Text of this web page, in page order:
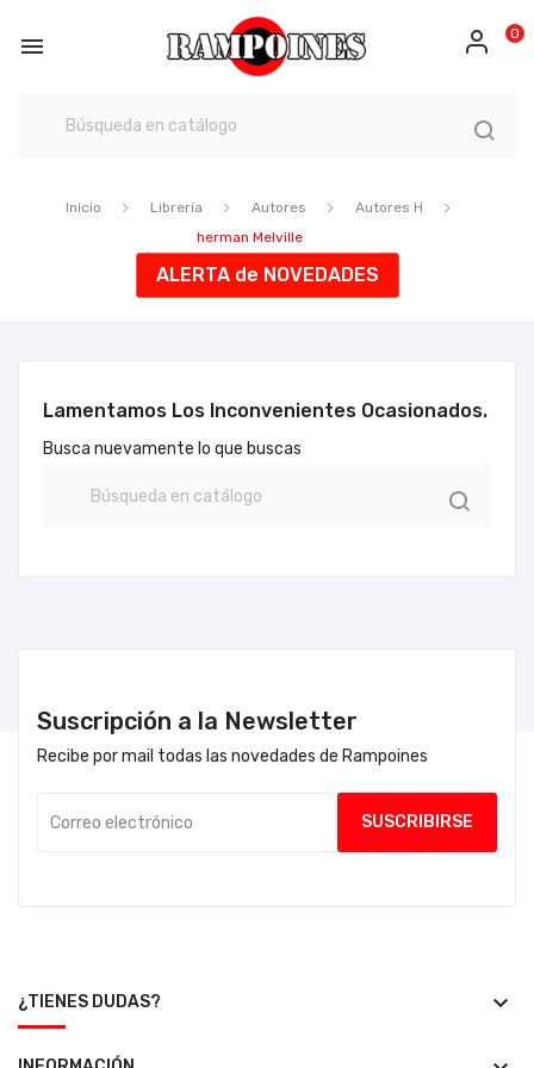
 0
Inicio Librería Autores
Autores H
herman Melville
ALERTA de NOVEDADES
Lamentamos Los Inconvenientes Ocasionados.
Busca nuevamente lo que buscas
Suscripción a la Newsletter
Recibe por mail todas las novedades de Rampoines
¿TIENES DUDAS? keyboard_arrow_down